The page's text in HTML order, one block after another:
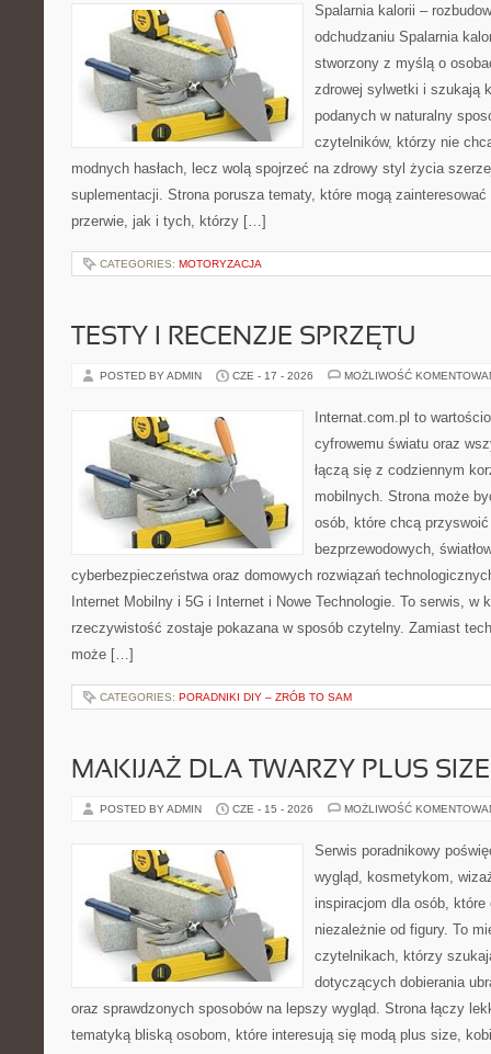
Spalarnia kalorii –
odchudzaniu Spalarnia
stworzony z myślą o
zdrowej sylwetki i szukają
podanych w naturalny
czytelników, którzy nie
modnych hasłach, lecz wolą spojrzeć na zdrowy styl życia
suplementacji. Strona porusza tematy, które mogą
przerwie, jak i tych, którzy […]
CATEGORIES: MOTORYZACJA
TESTY I RECENZJE SPRZĘTU
POSTED BY ADMIN CZE - 17 - 2026 MOŻLIWOŚĆ
Internat.com.pl to
cyfrowemu światu oraz
łączą się z codziennym
mobilnych. Strona może
osób, które chcą
bezprzewodowych,
cyberbezpieczeństwa oraz domowych rozwiązań
Internet Mobilny i 5G i Internet i Nowe Technologie. To serwis, w
rzeczywistość zostaje pokazana w sposób czytelny. Zamiast
może […]
CATEGORIES: PORADNIKI DIY – ZRÓB TO SAM
MAKIJAŻ DLA TWARZY PLUS SIZE
POSTED BY ADMIN CZE - 15 - 2026 MOŻLIWOŚĆ
Serwis poradnikowy
wygląd, kosmetykom,
inspiracjom dla osób,
niezależnie od figury. To
czytelnikach, którzy
dotyczących dobierania
oraz sprawdzonych sposobów na lepszy wygląd. Strona łączy
tematyką bliską osobom, które interesują się modą plus size,